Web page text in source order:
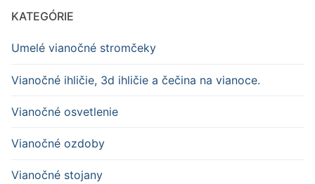
KATEGÓRIE
Umelé vianočné stromčeky
Vianočné ihličie, 3d ihličie a čečina na vianoce.
Vianočné osvetlenie
Vianočné ozdoby
Vianočné stojany